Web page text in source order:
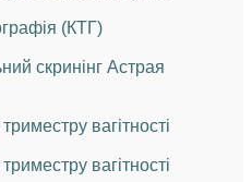
(КТГ)
скринінг Астрая
вагітності
вагітності